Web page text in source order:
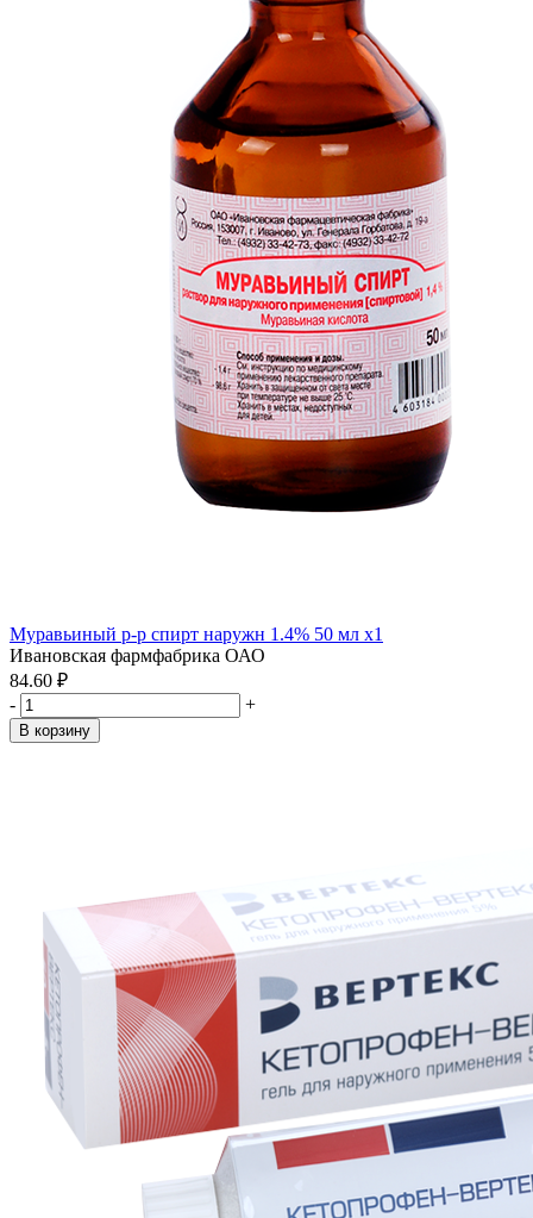
Муравьиный р-р спирт наружн 1.4% 50 мл x1
Ивановская фармфабрика ОАО
84.60 ₽
-
+
В корзину